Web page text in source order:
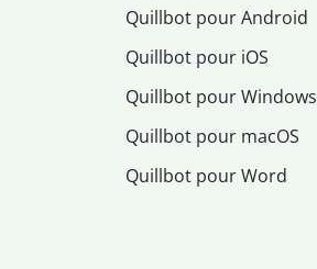
Quillbot pour Android
Quillbot pour iOS
Quillbot pour Windows
Quillbot pour macOS
Quillbot pour Word